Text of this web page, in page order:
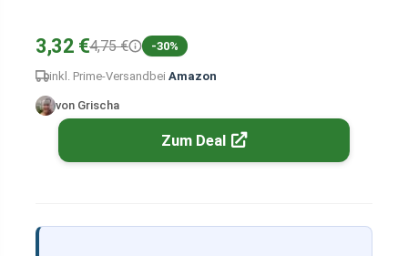
3,32 €4,75 € -30%
inkl. Prime-Versand bei Amazon
von Grischa
Zum Deal